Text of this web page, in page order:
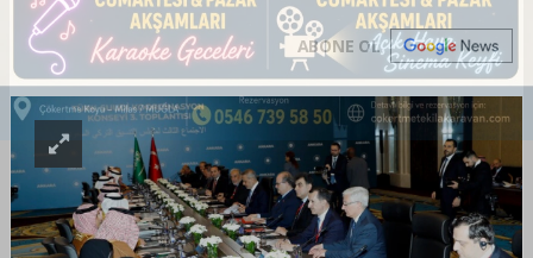
ABONE OL